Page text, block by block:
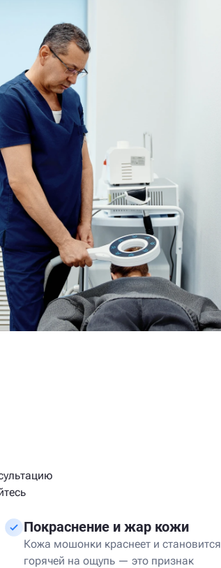
Покраснение и жар кожи
Кожа мошонки краснеет и становится
горячей на ощупь — это признак